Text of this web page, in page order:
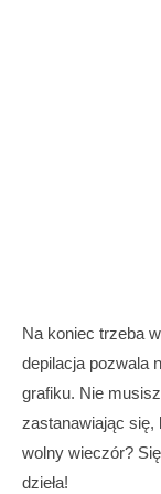
Na koniec trzeba
depilacja pozwala
grafiku. Nie
zastanawiając
wolny wieczór?
dzieła!